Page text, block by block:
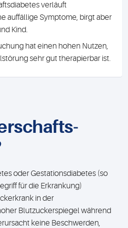
verläuft
auffällige Symptome, birgt aber
Kind.
hat einen hohen Nutzen,
sehr gut therapierbar ist.
oder Gestationsdiabetes (so
für die Erkrankung)
in der
Blutzuckerspiegel während
keine Beschwerden,